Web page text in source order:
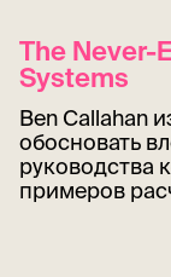
The Never-
Systems
Ben Callahan
обосновать
руководства
примеров